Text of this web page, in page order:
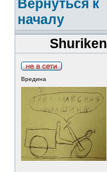
Вернуться к
началу
Shuriken
Вредина